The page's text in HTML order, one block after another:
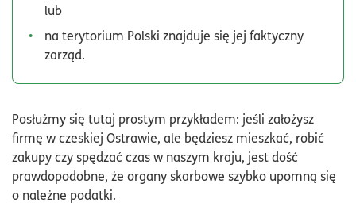
lub
na terytorium Polski znajduje się jej faktyczny
zarząd.
Posłużmy się tutaj prostym przykładem: jeśli założysz
firmę w czeskiej Ostrawie, ale będziesz mieszkać, robić
zakupy czy spędzać czas w naszym kraju, jest dość
prawdopodobne, że organy skarbowe szybko upomną się
o należne podatki.